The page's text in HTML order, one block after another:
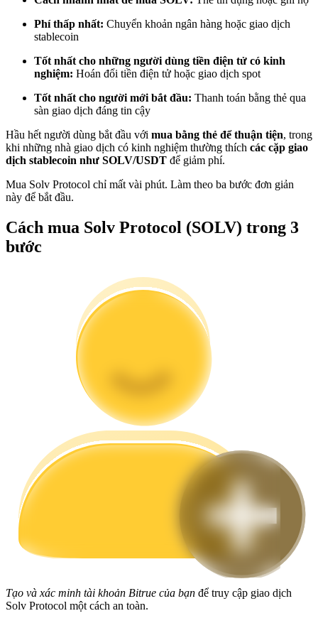
Trở thành Nhà giao dịch Sao chép
Thông tin
Hướng dẫn
Hướng dẫn giao dịch Spot
Học cách duy trì lợi nhuận
Phí thấp nhất: Chuyển khoản ngân hàng hoặc giao dịch
stablecoin
Tốt nhất cho những người dùng tiền điện tử có kinh
nghiệm: Hoán đổi tiền điện tử hoặc giao dịch spot
Tốt nhất cho người mới bắt đầu: Thanh toán bằng thẻ qua
sàn giao dịch đáng tin cậy
Hầu hết người dùng bắt đầu với mua bằng thẻ để thuận tiện, trong
khi những nhà giao dịch có kinh nghiệm thường thích các cặp giao
dịch stablecoin như SOLV/USDT để giảm phí.
Mua Solv Protocol chỉ mất vài phút. Làm theo ba bước đơn giản
này để bắt đầu.
Cách mua Solv Protocol (SOLV) trong 3
bước
Tạo và xác minh tài khoản Bitrue của bạn để truy cập giao dịch
Solv Protocol một cách an toàn.